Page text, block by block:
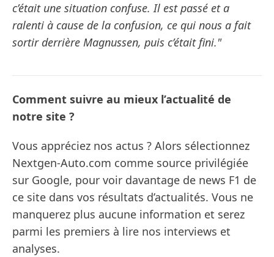
c’était une situation confuse. Il est passé et a
ralenti à cause de la confusion, ce qui nous a fait
sortir derrière Magnussen, puis c’était fini."
Comment suivre au mieux l’actualité de
notre site ?
Vous appréciez nos actus ? Alors sélectionnez
Nextgen-Auto.com comme source privilégiée
sur Google, pour voir davantage de news F1 de
ce site dans vos résultats d’actualités. Vous ne
manquerez plus aucune information et serez
parmi les premiers à lire nos interviews et
analyses.